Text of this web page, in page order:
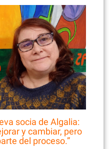
socia de Algalia:
y cambiar, pero
del proceso.”